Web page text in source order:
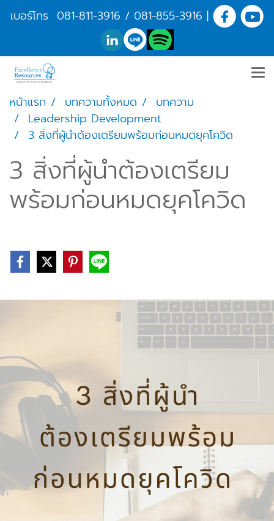
เบอร์โทร 081-811-3916 / 081-855-3916 |
หน้าแรก บทความทั้งหมด
บทความ
Leadership Development
3 สิ่งที่ผู้นำต้องเตรียมพร้อมก่อนหมดยุคโควิด
3 สิ่งที่ผู้นำต้องเตรียม
พร้อมก่อนหมดยุคโควิด